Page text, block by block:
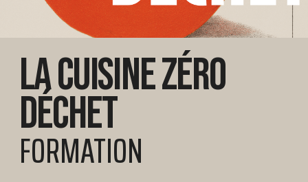
La cuisine zéro
déchet
FORMATION